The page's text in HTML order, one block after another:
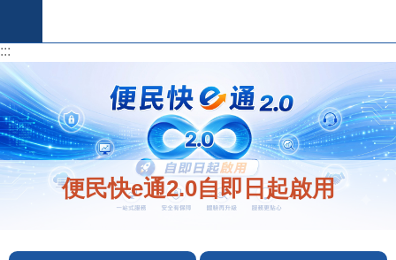
:::
:::
便民快e通2.0自即日起啟用